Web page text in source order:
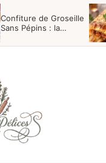
Confiture de Groseille
Sans Pépins : la